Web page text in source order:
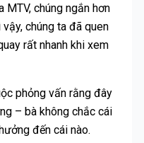
chúng ngắn hơn
chúng ta đã quen
rất nhanh khi xem
phỏng vấn rằng đây
– bà không chắc cái
đến cái nào.